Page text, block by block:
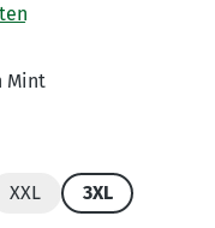
Mint
XXL 3XL